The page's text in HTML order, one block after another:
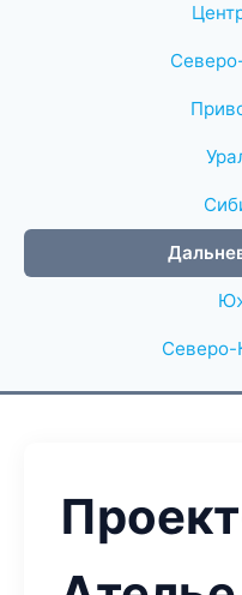
Северо-